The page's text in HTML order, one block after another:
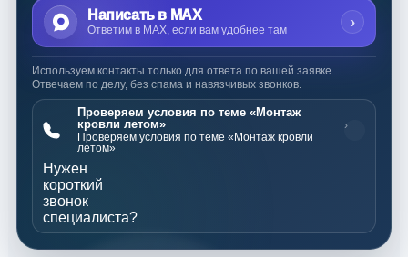
Написать в MAX
Ответим в MAX, если вам удобнее там ›
Используем контакты только для ответа по вашей заявке.
Отвечаем по делу, без спама и навязчивых звонков.
Проверяем условия по теме «Монтаж
кровли летом»
Проверяем условия по теме «Монтаж кровли
летом»
›
Нужен
короткий
звонок
специалиста?